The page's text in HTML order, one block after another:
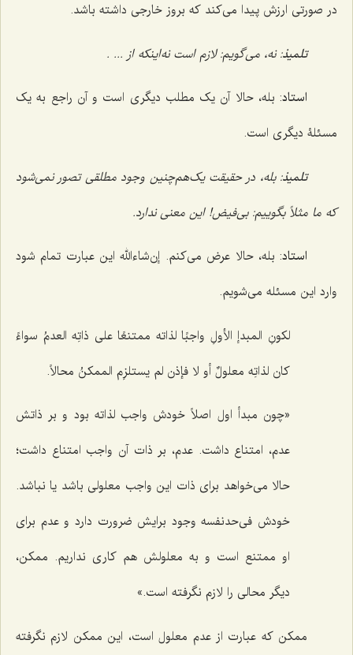
در صورتى ارزش پیدا مى‌کند که بروز خارجى داشته باشد.
تلمیذ: نه، مى‌گویم: لازم است نه‌اینکه از ... .
استاد: بله، حالا آن یک مطلب دیگرى است و آن راجع به یک
مسئلۀ دیگرى است.
تلمیذ: بله، در حقیقت یک‌هم‌چنین وجود مطلقی تصور نمى‌شود
که ما مثلاً بگوییم: بى‌فیض! این معنی ندارد.
استاد: بله، حالا عرض مى‌کنم. إن‌شاءالله این عبارت تمام شود
وارد این مسئله مى‌شویم.
لکونِ المبدإ الأولِ واجبًا لذاته ممتنعًا على ذاتِه العدمُ سواءً
کان لذاتِه معلولٌ أو لا فإذن لم یستلزِم الممکنُ محالاً.
«چون مبدأ اول اصلاً خودش واجب لذاته بود و بر ذاتش
عدم، امتناع داشت. عدم، بر ذات آن واجب امتناع داشت؛
حالا مى‌خواهد براى ذات این واجب معلولى باشد یا نباشد.
خودش فى‌حدنفسه وجود برایش ضرورت دارد و عدم براى
او ممتنع است و به معلولش هم کارى نداریم. ممکن،
دیگر محالی را لازم نگرفته است.»
ممکن که عبارت از عدم معلول است، این ممکن لازم نگرفته